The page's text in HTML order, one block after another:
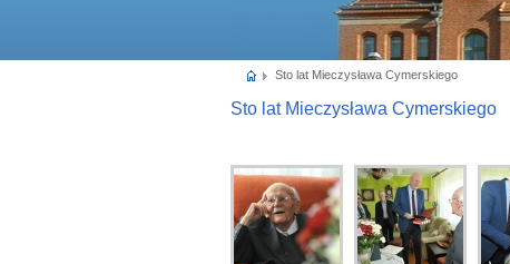
Sto lat Mieczysława Cymerskiego
Sto lat Mieczysława Cymerskiego